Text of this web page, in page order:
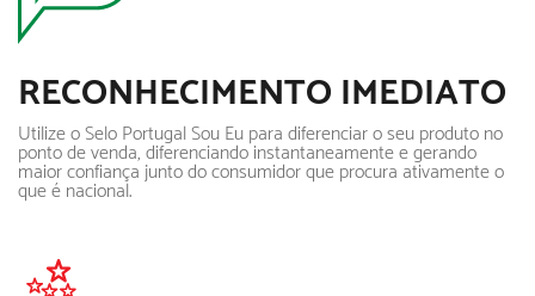
RECONHECIMENTO IMEDIATO
Utilize o Selo Portugal Sou Eu para diferenciar o seu produto no
ponto de venda, diferenciando instantaneamente e gerando
maior confiança junto do consumidor que procura ativamente o
que é nacional.